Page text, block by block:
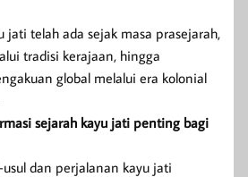
jati telah ada sejak masa prasejarah,
tradisi kerajaan, hingga
global melalui era kolonial
sejarah kayu jati penting bagi
dan perjalanan kayu jati